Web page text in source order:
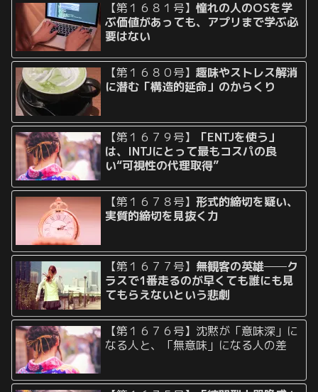
【第１６８１号】憧れの人のOSを学
ぶ価値があっても、アプリまで学ぶ必
要はない
【第１６８０号】趣味やストレス解消
に潜む「構造的延命」のからくり
【第１６７９号】
「ENTJを使う」
は、INTJにとって最もコスパの良
い“可視性の代理取得”
【第１６７８号】形式的締切を疑い、
実質的締切を見抜く力
【第１６７７号】 無観客の英雄──ク
ラスで1番走るのが早くても誰にも見
てもらえないという悲劇
【第１６７６号】沈黙が「意味深」に
なる人と、「無意味」になる人の差